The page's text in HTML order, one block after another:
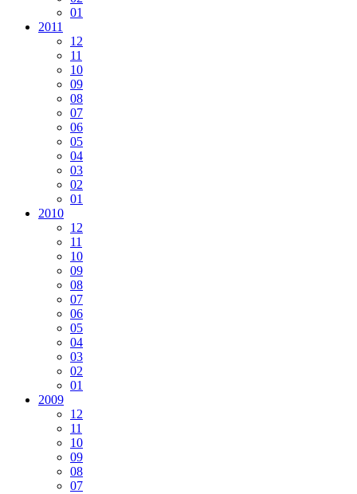
01
2011
12
11
10
09
08
07
06
05
04
03
02
01
2010
12
11
10
09
08
07
06
05
04
03
02
01
2009
12
11
10
09
08
07